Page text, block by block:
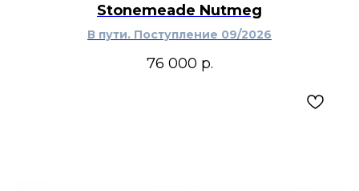
переходный или сдержанный классический
Stonemeade Nutmeg
В пути. Поступление 09/2026
76 000 р.